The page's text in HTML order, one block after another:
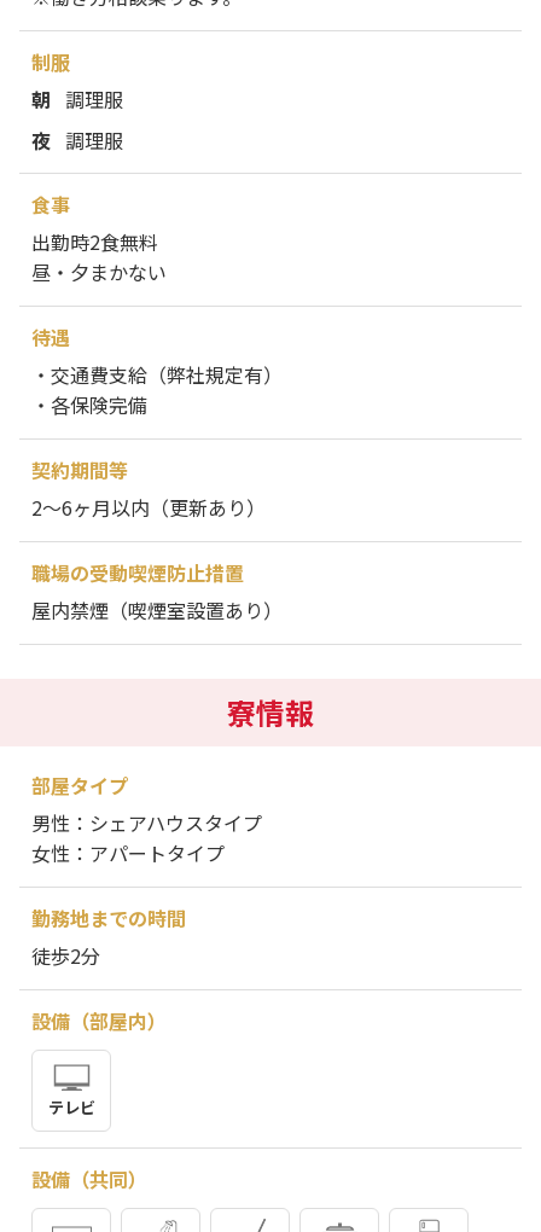
制服
朝 調理服
夜 調理服
食事
出勤時2食無料
昼・夕まかない
待遇
・交通費支給（弊社規定有）
・各保険完備
契約期間等
2～6ヶ月以内（更新あり）
職場の受動喫煙防止措置
屋内禁煙（喫煙室設置あり）
寮情報
部屋タイプ
男性：シェアハウスタイプ
女性：アパートタイプ
勤務地までの時間
徒歩2分
設備（部屋内）
テレビ
設備（共同）